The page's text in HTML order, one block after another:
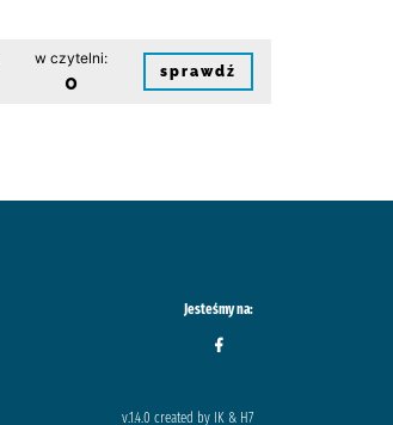
w czytelni:
0 sprawdź
Jesteśmy na:
v.1.4.0 created by IK & H7